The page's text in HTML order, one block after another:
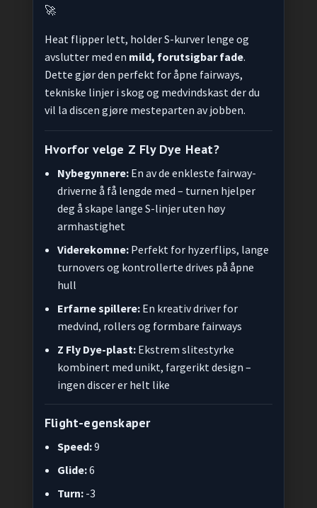
🚀
Heat flipper lett, holder S-kurver lenge og
avslutter med en mild, forutsigbar fade.
Dette gjør den perfekt for åpne fairways,
tekniske linjer i skog og medvindskast der du
vil la discen gjøre mesteparten av jobben.
Hvorfor velge Z Fly Dye Heat?
Nybegynnere: En av de enkleste fairway-
driverne å få lengde med – turnen hjelper
deg å skape lange S-linjer uten høy
armhastighet
Viderekomne: Perfekt for hyzerflips, lange
turnovers og kontrollerte drives på åpne
hull
Erfarne spillere: En kreativ driver for
medvind, rollers og formbare fairways
Z Fly Dye-plast: Ekstrem slitestyrke
kombinert med unikt, fargerikt design –
ingen discer er helt like
Flight-egenskaper
Speed:9
Glide:6
Turn: -3